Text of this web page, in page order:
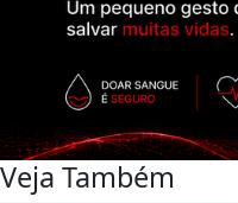
Veja Também